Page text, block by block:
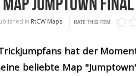
in RtCW Maps RATE THIS ITEM
hat der
beliebte Map